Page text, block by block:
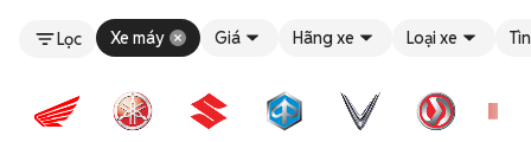
Lọc Xe máy Giá Hãng xe Loại xe